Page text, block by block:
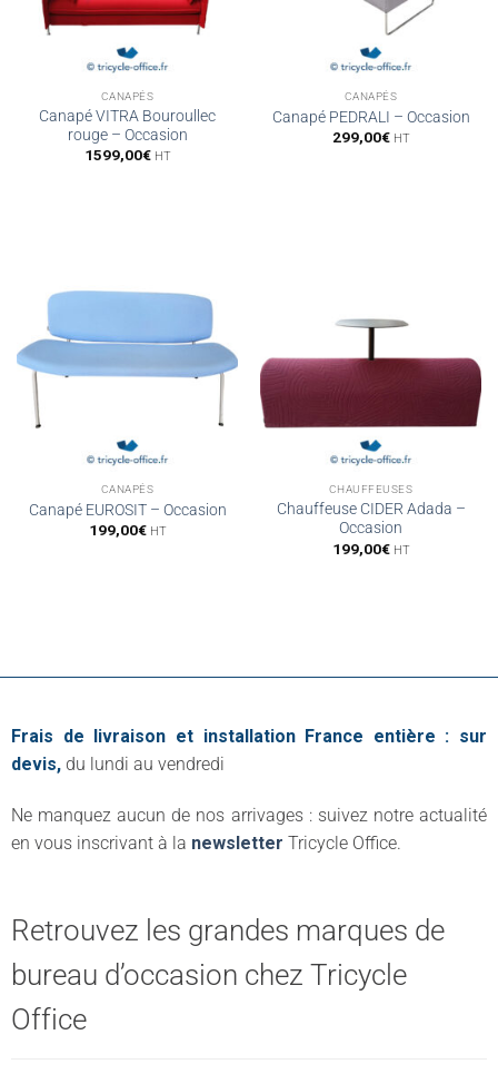
CANAPÉS
Canapé VITRA Bouroullec
rouge – Occasion
1599,00€ HT
CANAPÉS
Canapé PEDRALI – Occasion
299,00€ HT
CANAPÉS
Canapé EUROSIT – Occasion
199,00€ HT
CHAUFFEUSES
Chauffeuse CIDER Adada –
Occasion
199,00€ HT
Frais de livraison et installation France entière : sur
devis, du lundi au vendredi
Ne manquez aucun de nos arrivages : suivez notre actualité
en vous inscrivant à la newsletter Tricycle Office.
Retrouvez les grandes marques de
bureau d’occasion chez Tricycle
Office